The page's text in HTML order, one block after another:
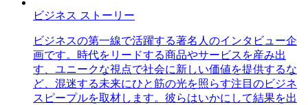
ビジネス ストーリー
ビジネスの第一線で活躍する著名人のインタビュー企
画です。時代をリードする商品やサービスを産み出
す、ユニークな視点で社会に新しい価値を提供するな
ど、混迷する未来にひと筋の光を照らす注目のビジネ
スピープルを取材します。彼らはいかにして結果を出